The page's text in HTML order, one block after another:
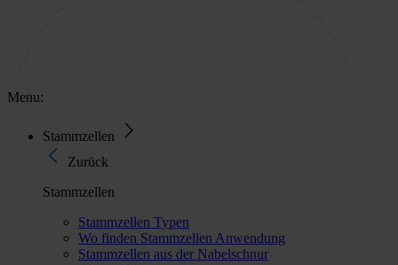
Menu:
Stammzellen
Zurück
Stammzellen
Stammzellen Typen
Wo finden Stammzellen Anwendung
Stammzellen aus der Nabelschnur